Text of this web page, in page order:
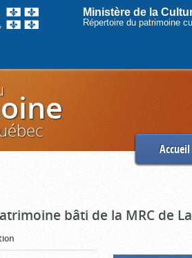
Ministère de la
Répertoire du patrimoine
Accueil
bâti de la MRC de